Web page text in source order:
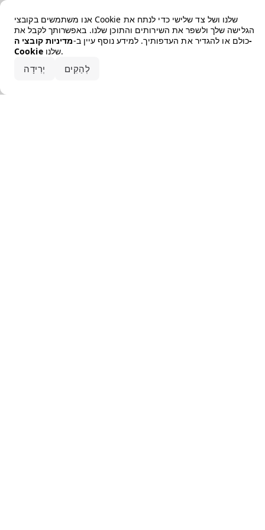
אנו משתמשים בקובצי Cookie שלנו ושל צד שלישי כדי לנתח את
הגלישה שלך ולשפר את השירותים והתוכן שלנו. באפשרותך לקבל את
כולם או להגדיר את העדפותיך. למידע נוסף עיין ב-מדיניות קובצי ה-
Cookie
שלנו.
יְרִידָה לְהַקִים
Error loading the brand